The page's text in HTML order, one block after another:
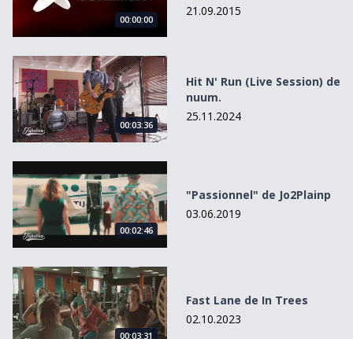
00:00:00
21.09.2015
Hit N&#039; Run (Live Session) de nuum.
00:03:36
Hit N' Run (Live Session) de
nuum.
25.11.2024
&quot;Passionnel&quot; de Jo2Plainp
00:02:46
"Passionnel" de Jo2Plainp
03.06.2019
Fast Lane de In Trees
00:03:31
Fast Lane de In Trees
02.10.2023